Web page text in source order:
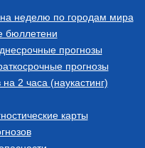
неделю по городам мира
бюллетени
прогнозы
прогнозы
2 часа (наукастинг)
карты